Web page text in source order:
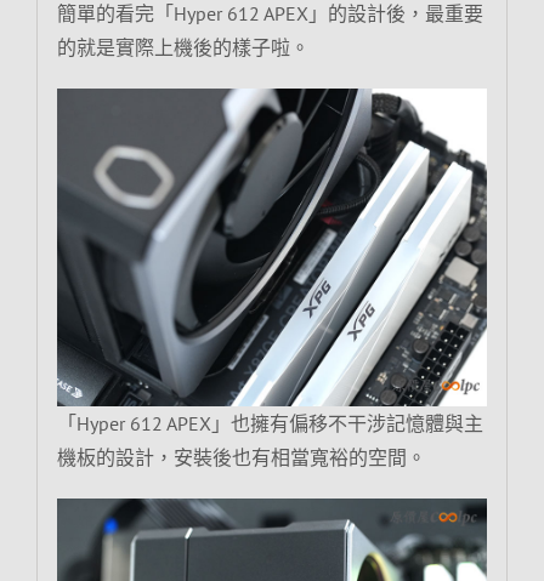
簡單的看完「Hyper 612 APEX」的設計後，最重要
的就是實際上機後的樣子啦。
「Hyper 612 APEX」也擁有偏移不干涉記憶體與主
機板的設計，安裝後也有相當寬裕的空間。